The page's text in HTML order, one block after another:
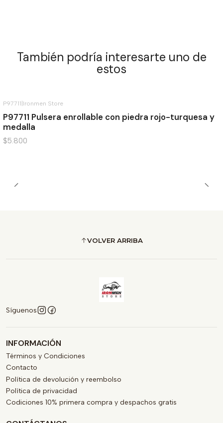
También podría interesarte uno de
estos
P97711 Ironmen Store
P97711 Pulsera enrollable con piedra rojo-turquesa y
medalla
$5.800
VOLVER ARRIBA
Síguenos
INFORMACIÓN
Términos y Condiciones
Contacto
Política de devolución y reembolso
Política de privacidad
Codiciones 10% primera compra y despachos gratis